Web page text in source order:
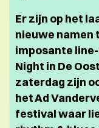
Er zijn op het
nieuwe namen
imposante
Night in De
zaterdag zijn
het Ad
festival waar